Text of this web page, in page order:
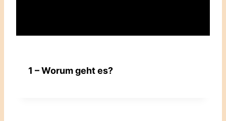
1 – Worum geht es?